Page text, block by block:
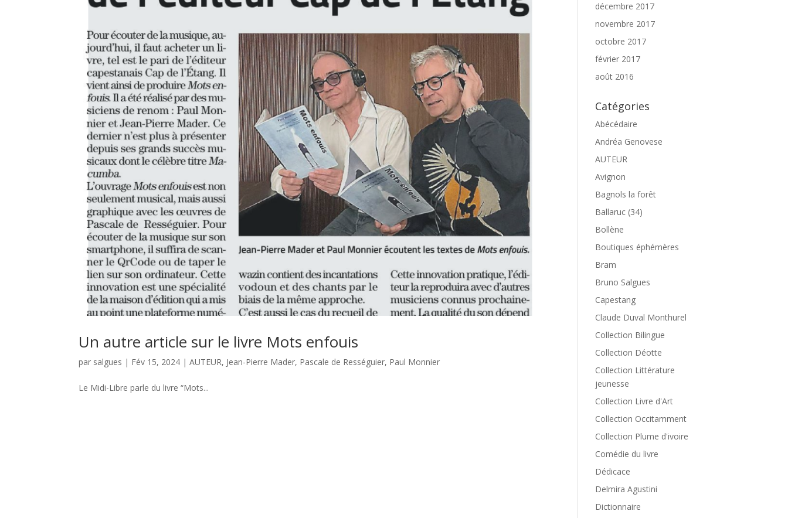
Un autre article sur le livre Mots enfouis
par salgues | Fév 15, 2024 |AUTEUR, Jean-Pierre Mader, Pascale de Rességuier, Paul Monnier
Le Midi-Libre parle du livre “Mots...
décembre 2017
novembre 2017
octobre 2017
février 2017
août 2016
Catégories
Abécédaire
Andréa Genovese
AUTEUR
Avignon
Bagnols la forêt
Ballaruc (34)
Bollène
Boutiques éphémères
Bram
Bruno Salgues
Capestang
Claude Duval Monthurel
Collection Bilingue
Collection Déotte
Collection Littérature
jeunesse
Collection Livre d'Art
Collection Occitamment
Collection Plume d'ivoire
Comédie du livre
Dédicace
Delmira Agustini
Dictionnaire